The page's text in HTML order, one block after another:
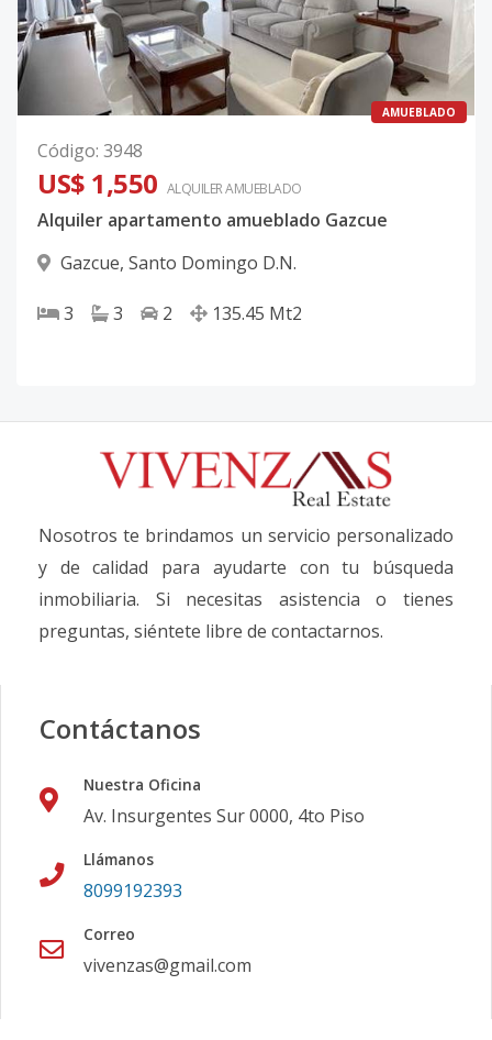
AMUEBLADO
Código: 3948
US$ 1,550 ALQUILERAMUEBLADO
Alquiler apartamento amueblado Gazcue
Gazcue, Santo Domingo D.N.
3 3 2 135.45 Mt2
Nosotros te brindamos un servicio personalizado
y de calidad para ayudarte con tu búsqueda
inmobiliaria. Si necesitas asistencia o tienes
preguntas, siéntete libre de contactarnos.
Contáctanos
Nuestra Oficina
Av. Insurgentes Sur 0000, 4to Piso
Llámanos
8099192393
Correo
vivenzas@gmail.com